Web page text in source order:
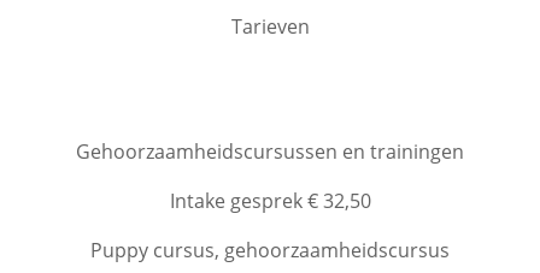
Tarieven
Gehoorzaamheidscursussen en trainingen
Intake gesprek € 32,50
Puppy cursus, gehoorzaamheidscursus